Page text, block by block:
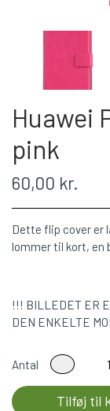
Huawei
pink
60,00 kr.
Dette flip cover er
lommer til kort, en
!!! BILLEDET ER
DEN ENKELTE
Antal
Tilføj til